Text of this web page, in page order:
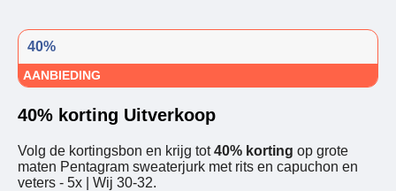
40%
AANBIEDING
40% korting Uitverkoop
Volg de kortingsbon en krijg tot40% korting op grote
maten Pentagram sweaterjurk met rits en capuchon en
veters - 5x | Wij 30-32.